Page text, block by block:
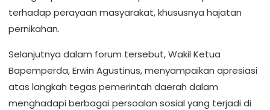
terhadap perayaan masyarakat, khususnya hajatan
pernikahan.
Selanjutnya dalam forum tersebut, Wakil Ketua
Bapemperda, Erwin Agustinus, menyampaikan apresiasi
atas langkah tegas pemerintah daerah dalam
menghadapi berbagai persoalan sosial yang terjadi di